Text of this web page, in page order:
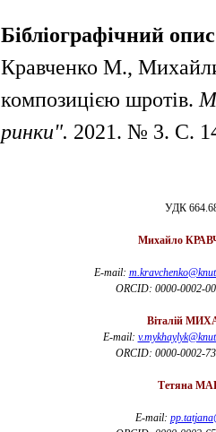
Бібліографічний
Кравченко М.,
композицією шротів.
ринки". 2021. № 3. С.
УДК
Михайло
E-mail:
ORCID: 0000-0002-
Віталій
E-mail:
ORCID: 0000-0002-
Тетяна
E-mail: